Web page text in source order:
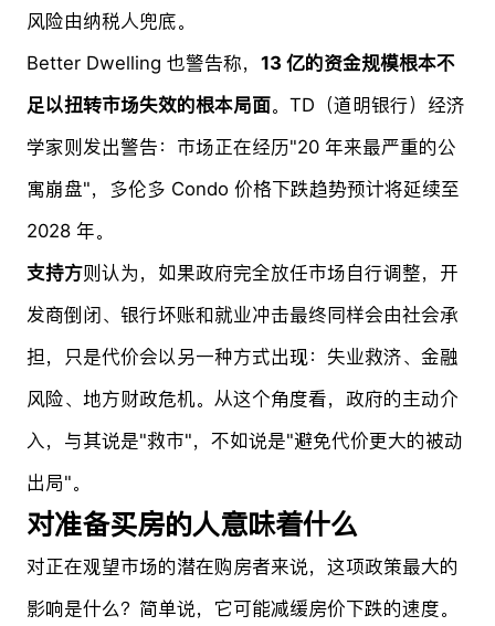
风险由纳税人兜底。
Better Dwelling 也警告称， 13 亿的资金规模根本不
足以扭转市场失效的根本局面。TD（道明银行）经济
学家则发出警告：市场正在经历"20 年来最严重的公
寓崩盘"，多伦多 Condo 价格下跌趋势预计将延续至
2028 年。
支持方则认为，如果政府完全放任市场自行调整，开
发商倒闭、银行坏账和就业冲击最终同样会由社会承
担，只是代价会以另一种方式出现：失业救济、金融
风险、地方财政危机。从这个角度看，政府的主动介
入，与其说是"救市"，不如说是"避免代价更大的被动
出局"。
对准备买房的人意味着什么
对正在观望市场的潜在购房者来说，这项政策最大的
影响是什么？简单说，它可能减缓房价下跌的速度。